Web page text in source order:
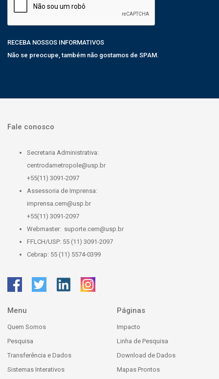
RECEBA NOSSOS INFORMATIVOS
Não se preocupe, também não gostamos de SPAM.
Fale conosco
Secretaria Administrativa:
centrodametropole@usp.br
+55(11) 3091-2097
Assessoria de Imprensa:
imprensa.cem@usp.br
+55(11) 3091-2097
Webmaster: suporte.cem@usp.br
FFLCH/USP: 55 (11) 3091-2097
Cebrap: 55 (11) 5574-0399
Menu
Quem Somos
Pesquisa
Transferência e Dados
Sistemas Interativos
Páginas
Impacto
Linha de Pesquisa
Download de Dados
Mapas Prontos